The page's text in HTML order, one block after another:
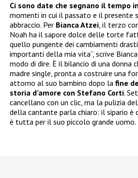
Ci sono date che segnano il tempo
momenti in cui il passato e il presente
abbraccio. Per Bianca Atzei, il terzo
Noah ha il sapore dolce delle torte
quello pungente dei cambiamenti
importanti della mia vita”, scrive
modo di dire. È il bilancio di una donna
madre single, pronta a costruire una
attorno al suo bambino dopo la fine
storia d’amore con Stefano Corti.
cancellano con un clic, ma la pulizia
della cantante parla chiaro: il sipario è
è tutta per il suo piccolo grande uomo.